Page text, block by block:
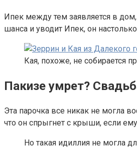
Ипек между тем заявляется в
шанса и уводит Ипек, он
Кая, похоже, не собирается
Пакизе умрет?
Эта парочка все никак не могла
что он спрыгнет с крыши, если
Но такая идиллия не могла